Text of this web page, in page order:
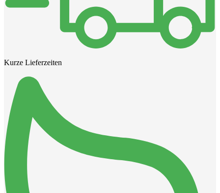
Kurze Lieferzeiten